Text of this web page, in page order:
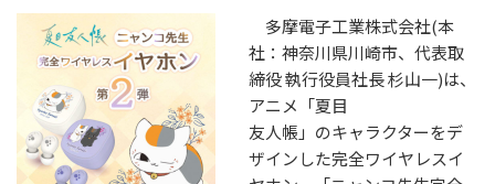
多摩電子工業株式会社(本
社：神奈川県川崎市、代表取
締役 執行役員社長 杉山一)は、
アニメ「夏目
友人帳」のキャラクターをデ
ザインした完全ワイヤレスイ